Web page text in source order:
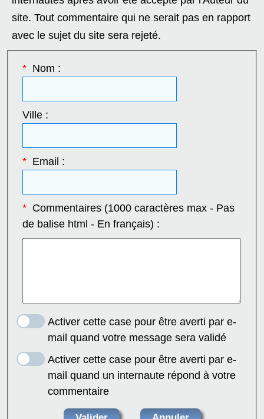
site. Tout commentaire qui ne serait pas en rapport
avec le sujet du site sera rejeté.
*Nom :
Ville :
*Email :
*Commentaires (1000 caractères max - Pas
de balise html - En français) :
Activer cette case pour être averti par e-
mail quand votre message sera validé
Activer cette case pour être averti par e-
mail quand un internaute répond à votre
commentaire